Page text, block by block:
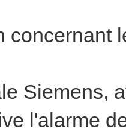
concernant
Siemens,
l'alarme